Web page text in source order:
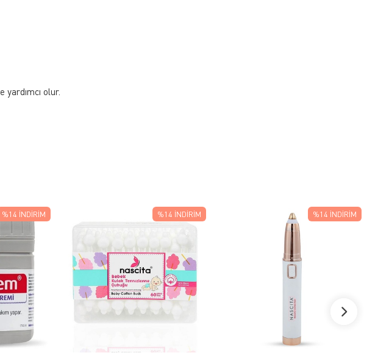
olur.
%14 İNDIRIM
FAVORILERE EKLE
%14 İNDIRIM
FAVORILERE EKLE
%14 İNDIRIM